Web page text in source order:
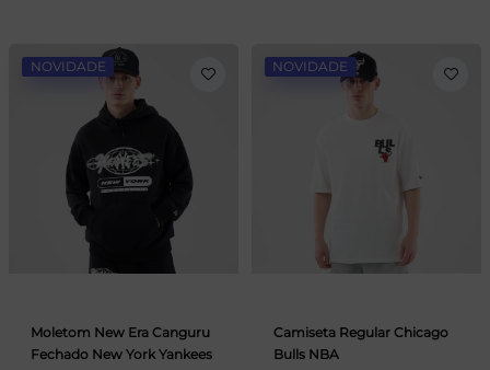
NOVIDADE
Moletom New Era Canguru
Fechado New York Yankees
NOVIDADE
Camiseta Regular Chicago
Bulls NBA